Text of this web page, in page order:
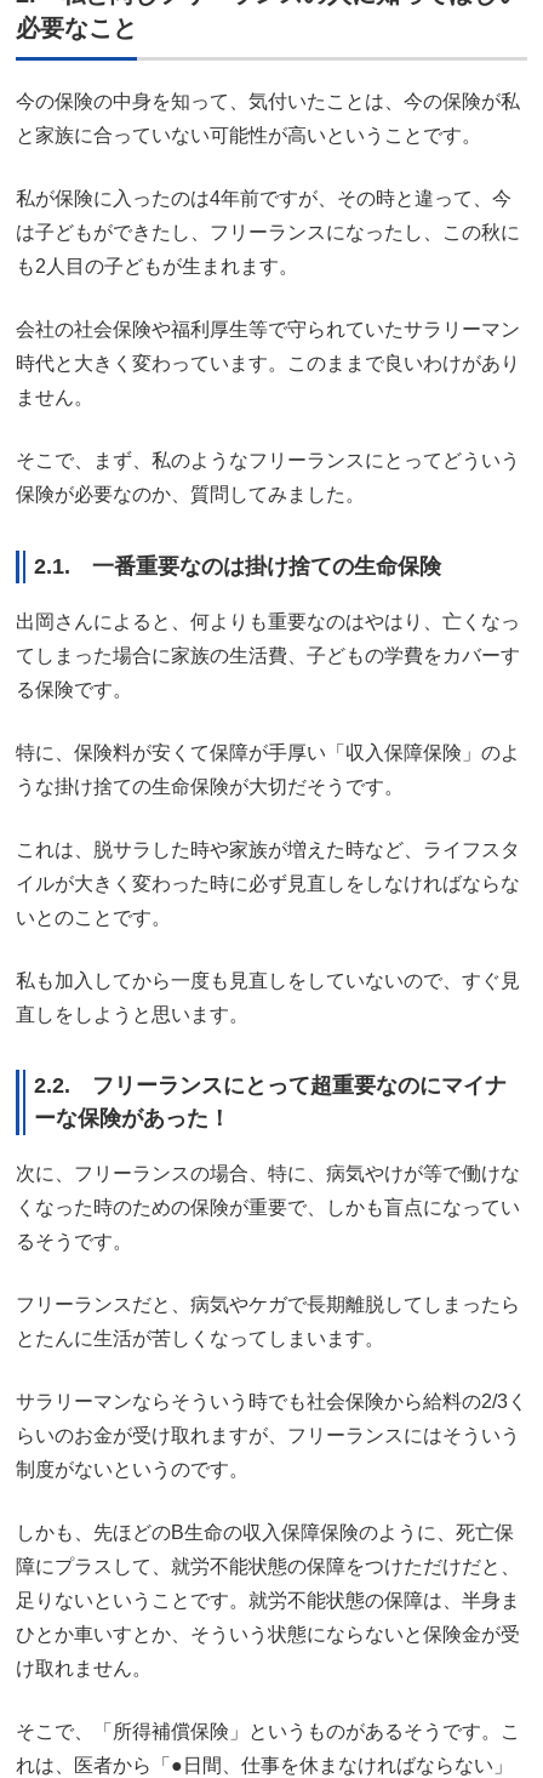
必要なこと
今の保険の中身を知って、気付いたことは、今の保険が私
と家族に合っていない可能性が高いということです。
私が保険に入ったのは4年前ですが、その時と違って、今
は子どもができたし、フリーランスになったし、この秋に
も2人目の子どもが生まれます。
会社の社会保険や福利厚生等で守られていたサラリーマン
時代と大きく変わっています。このままで良いわけがあり
ません。
そこで、まず、私のようなフリーランスにとってどういう
保険が必要なのか、質問してみました。
2.1. 一番重要なのは掛け捨ての生命保険
出岡さんによると、何よりも重要なのはやはり、亡くなっ
てしまった場合に家族の生活費、子どもの学費をカバーす
る保険です。
特に、保険料が安くて保障が手厚い「収入保障保険」のよ
うな掛け捨ての生命保険が大切だそうです。
これは、脱サラした時や家族が増えた時など、ライフスタ
イルが大きく変わった時に必ず見直しをしなければならな
いとのことです。
私も加入してから一度も見直しをしていないので、すぐ見
直しをしようと思います。
2.2. フリーランスにとって超重要なのにマイナ
ーな保険があった！
次に、フリーランスの場合、特に、病気やけが等で働けな
くなった時のための保険が重要で、しかも盲点になってい
るそうです。
フリーランスだと、病気やケガで長期離脱してしまったら
とたんに生活が苦しくなってしまいます。
サラリーマンならそういう時でも社会保険から給料の2/3く
らいのお金が受け取れますが、フリーランスにはそういう
制度がないというのです。
しかも、先ほどのB生命の収入保障保険のように、死亡保
障にプラスして、就労不能状態の保障をつけただけだと、
足りないということです。就労不能状態の保障は、半身ま
ひとか車いすとか、そういう状態にならないと保険金が受
け取れません。
そこで、「所得補償保険」というものがあるそうです。こ
れは、医者から「●日間、仕事を休まなければならない」